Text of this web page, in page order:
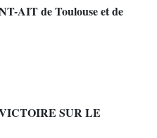
AIT de Toulouse et de
SUR LE